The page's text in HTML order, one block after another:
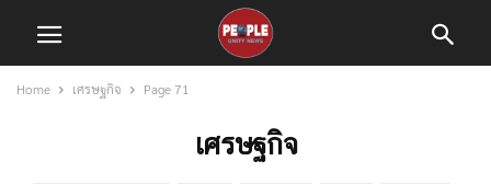
Home เศรษฐกิจ Page 71
เศรษฐกิจ